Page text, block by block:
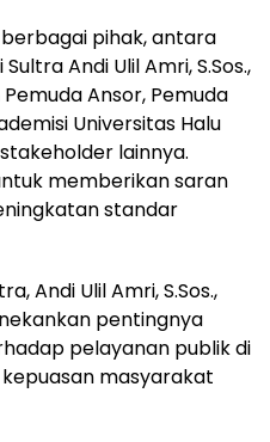
pihak, antara
Andi Ulil Amri, S.Sos.,
Ansor, Pemuda
Universitas Halu
lainnya.
memberikan saran
standar
Andi Ulil Amri, S.Sos.,
pentingnya
pelayanan publik di
masyarakat